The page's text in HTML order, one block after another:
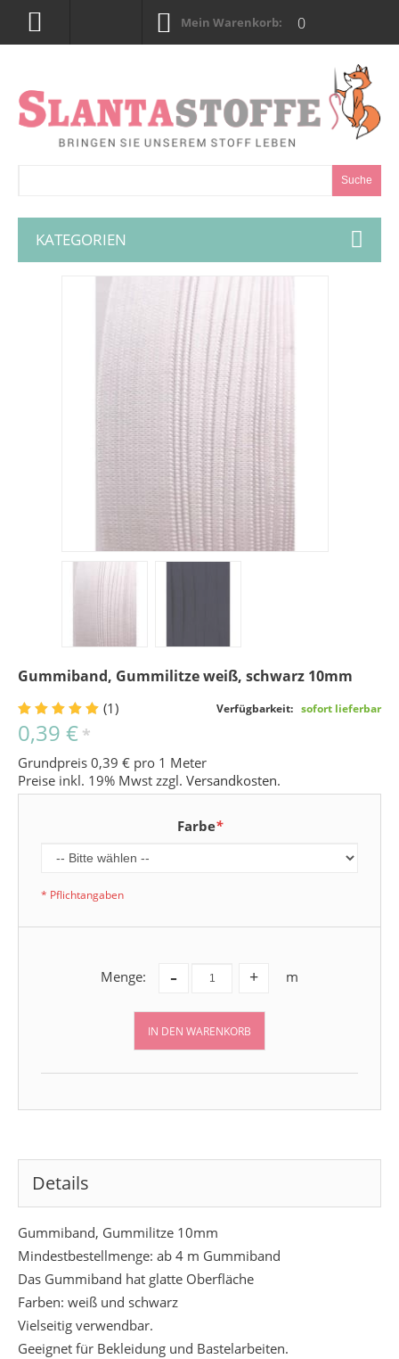
Mein Warenkorb: 0
Suche
KATEGORIEN
Gummiband, Gummilitze weiß, schwarz 10mm
(1) Verfügbarkeit: sofort lieferbar
0,39 € *
Grundpreis 0,39 € pro 1 Meter
Preise inkl. 19% Mwst zzgl. Versandkosten.
*
Farbe
* Pflichtangaben
Menge: +
- m
IN DEN WARENKORB
Details
Gummiband, Gummilitze 10mm
Mindestbestellmenge: ab 4 m Gummiband
Das Gummiband hat glatte Oberfläche
Farben: weiß und schwarz
Vielseitig verwendbar.
Geeignet für Bekleidung und Bastelarbeiten.